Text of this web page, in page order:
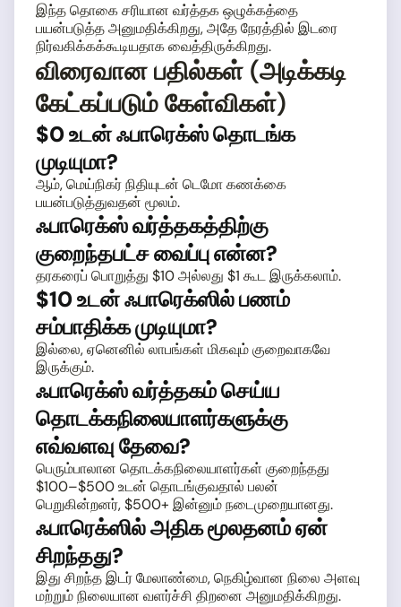
இந்த தொகை சரியான வர்த்தக ஒழுக்கத்தை
பயன்படுத்த அனுமதிக்கிறது, அதே நேரத்தில் இடரை
நிர்வகிக்கக்கூடியதாக வைத்திருக்கிறது.
விரைவான பதில்கள் (அடிக்கடி
கேட்கப்படும் கேள்விகள்)
$0 உடன் ஃபாரெக்ஸ் தொடங்க
முடியுமா?
ஆம், மெய்நிகர் நிதியுடன் டெமோ கணக்கை
பயன்படுத்துவதன் மூலம்.
ஃபாரெக்ஸ் வர்த்தகத்திற்கு
குறைந்தபட்ச வைப்பு என்ன?
தரகரைப் பொறுத்து $10 அல்லது $1 கூட இருக்கலாம்.
$10 உடன் ஃபாரெக்ஸில் பணம்
சம்பாதிக்க முடியுமா?
இல்லை, ஏனெனில் லாபங்கள் மிகவும் குறைவாகவே
இருக்கும்.
ஃபாரெக்ஸ் வர்த்தகம் செய்ய
தொடக்கநிலையாளர்களுக்கு
எவ்வளவு தேவை?
பெரும்பாலான தொடக்கநிலையாளர்கள் குறைந்தது
$100–$500 உடன் தொடங்குவதால் பலன்
பெறுகின்றனர், $500+ இன்னும் நடைமுறையானது.
ஃபாரெக்ஸில் அதிக மூலதனம் ஏன்
சிறந்தது?
இது சிறந்த இடர் மேலாண்மை, நெகிழ்வான நிலை அளவு
மற்றும் நிலையான வளர்ச்சி திறனை அனுமதிக்கிறது.